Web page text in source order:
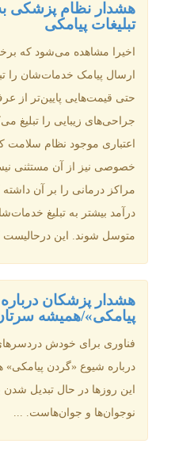
هشدار نظام پزشکی به
تبلیغات پیامکی
اخیرا مشاهده می‌شود که
ارسال پیامک خدمات‌شان را
حتی قیمت‌هایی پایین‌تر از
جراحی‌های زیبایی را تبلیغ
اعتباری موجود نظام سلامت
خصوصی نیز از آن مستثنی
مراکز درمانی را بر آن
درآمد بیشتر به تبلیغ
متوسل شوند. این درحالیست
هشدار پزشکان
پیامکی»/همیشه
فناوری برای خودش
درباره شیوع «گردن پیامکی»
این روزها در حال تبدیل شدن
نوجوان‌ها و جوان‌هاست. ...